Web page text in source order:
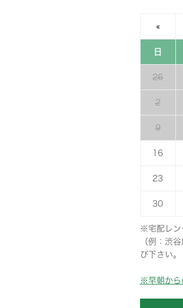
«
日
26
2
9
16
23
30
※宅配レン
（例：渋
び下さい。
※早朝から